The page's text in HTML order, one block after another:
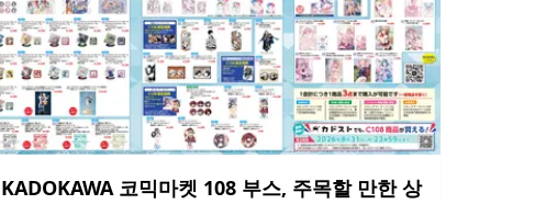
KADOKAWA 코믹마켓 108 부스, 주목할 만한 상